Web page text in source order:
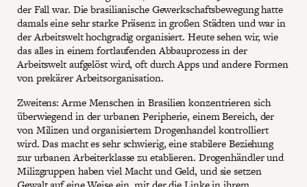
der Fall war. Die brasilianische Gewerkschaftsbewegung hatte
damals eine sehr starke Präsenz in großen Städten und war in
der Arbeitswelt hochgradig organisiert. Heute sehen wir, wie
das alles in einem fortlaufenden Abbauprozess in der
Arbeitswelt aufgelöst wird, oft durch Apps und andere Formen
von prekärer Arbeitsorganisation.
Zweitens: Arme Menschen in Brasilien konzentrieren sich
überwiegend in der urbanen Peripherie, einem Bereich, der
von Milizen und organisiertem Drogenhandel kontrolliert
wird. Das macht es sehr schwierig, eine stabilere Beziehung
zur urbanen Arbeiterklasse zu etablieren. Drogenhändler und
Milizgruppen haben viel Macht und Geld, und sie setzen